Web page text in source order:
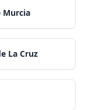
Murcia
La Cruz